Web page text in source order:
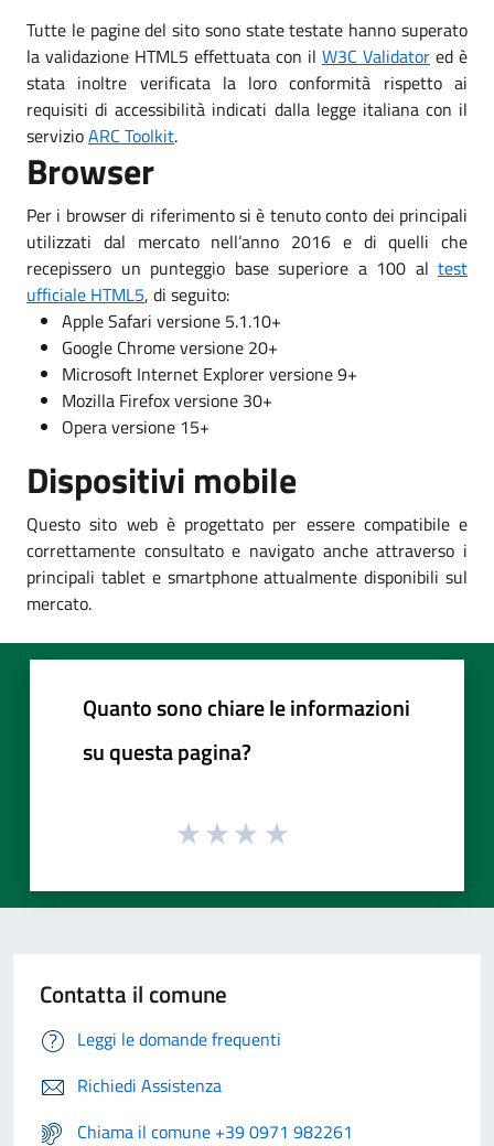
Tutte le pagine del sito sono state testate hanno superato
la validazione HTML5 effettuata con il W3C Validator ed è
stata inoltre verificata la loro conformità rispetto ai
requisiti di accessibilità indicati dalla legge italiana con il
servizioARC Toolkit.
Browser
Per i browser di riferimento si è tenuto conto dei principali
utilizzati dal mercato nell’anno 2016 e di quelli che
recepissero un punteggio base superiore a 100 al test
ufficiale HTML5, di seguito:
Apple Safari versione 5.1.10+
Google Chrome versione 20+
Microsoft Internet Explorer versione 9+
Mozilla Firefox versione 30+
Opera versione 15+
Dispositivi mobile
Questo sito web è progettato per essere compatibile e
correttamente consultato e navigato anche attraverso i
principali tablet e smartphone attualmente disponibili sul
mercato.
Quanto sono chiare le informazioni
su questa pagina?
Contatta il comune
Leggi le domande frequenti
Richiedi Assistenza
Chiama il comune +39 0971 982261